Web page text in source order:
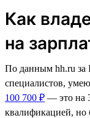
Как
на
По данным hh.ru за
специалистов,
100 700 ₽ — это на
квалификацией, но